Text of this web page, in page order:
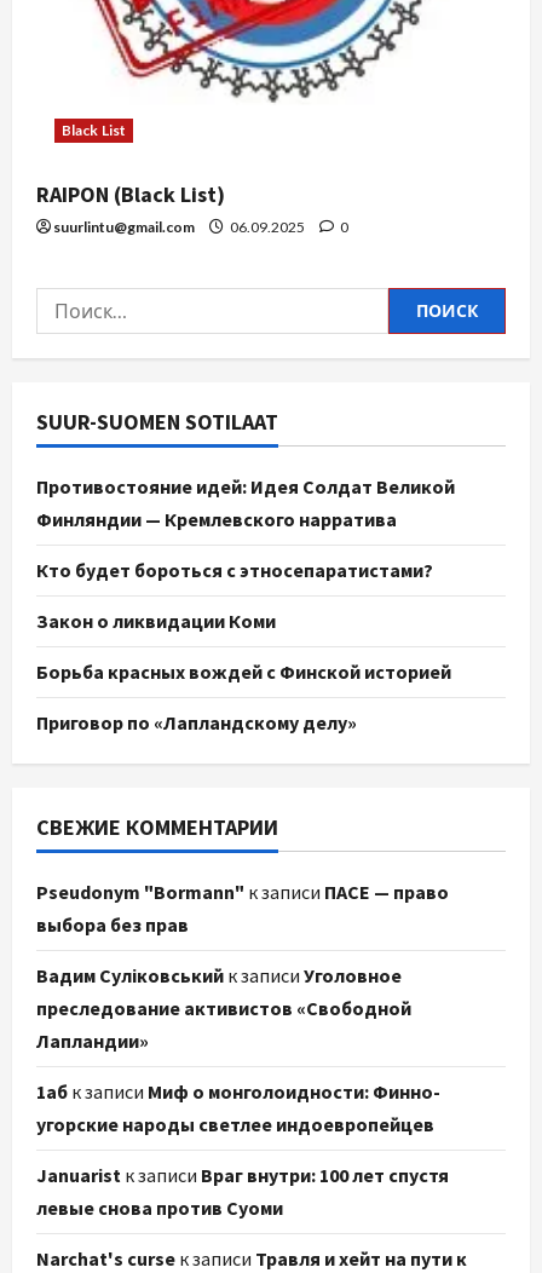
Black List
RAIPON (Black List)
suurlintu@gmail.com 06.09.2025 0
SUUR-SUOMEN SOTILAAT
Противостояние идей: Идея Солдат Великой
Финляндии — Кремлевского нарратива
Кто будет бороться с этносепаратистами?
Закон о ликвидации Коми
Борьба красных вождей с Финской историей
Приговор по «Лапландскому делу»
СВЕЖИЕ КОММЕНТАРИИ
Pseudonym "Bormann" к записи ПАСЕ — право
выбора без прав
Вадим Суліковський к записи Уголовное
преследование активистов «Свободной
Лапландии»
1аб к записи Миф о монголоидности: Финно-
угорские народы светлее индоевропейцев
Januarist к записи Враг внутри: 100 лет спустя
левые снова против Суоми
Narchat's curse к записи Травля и хейт на пути к